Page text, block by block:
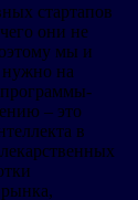
стартапов
они не
мы и
нужно на
программы-
– это
в
рынка,